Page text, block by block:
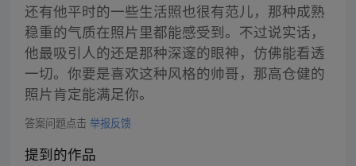
还有他平时的一些生活照也很有范儿，那种成熟
稳重的气质在照片里都能感受到。不过说实话，
他最吸引人的还是那种深邃的眼神，仿佛能看透
一切。你要是喜欢这种风格的帅哥，那高仓健的
照片肯定能满足你。
答案问题点击 举报反馈
提到的作品